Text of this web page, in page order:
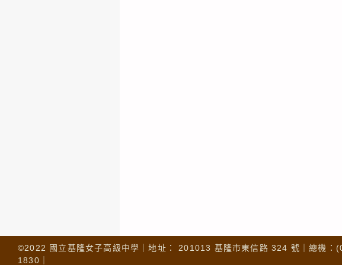
©2022 國立基隆女子高級中學｜地址： 201013 基隆市東信路 324 號｜總機
1830｜